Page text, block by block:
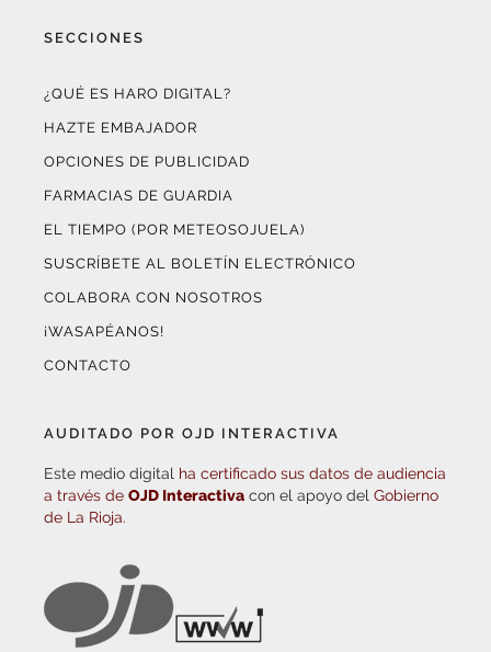
SECCIONES
¿QUÉ ES HARO DIGITAL?
HAZTE EMBAJADOR
OPCIONES DE PUBLICIDAD
FARMACIAS DE GUARDIA
EL TIEMPO (POR METEOSOJUELA)
SUSCRÍBETE AL BOLETÍN ELECTRÓNICO
COLABORA CON NOSOTROS
¡WASAPÉANOS!
CONTACTO
AUDITADO POR OJD INTERACTIVA
Este medio digital ha certificado sus datos de audiencia
a través de OJD Interactiva con el apoyo del Gobierno
de La Rioja.